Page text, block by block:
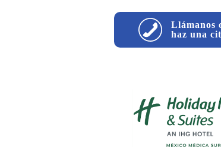
Llámanos
haz una